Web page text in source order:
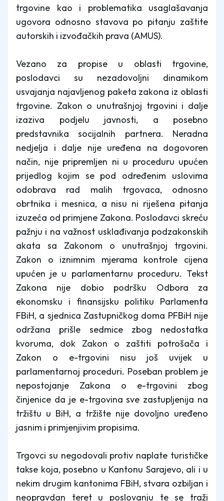
trgovine kao i problematika usaglašavanja
ugovora odnosno stavova po pitanju zaštite
autorskih i izvođačkih prava (AMUS).
Vezano za propise u oblasti trgovine,
poslodavci su nezadovoljni dinamikom
usvajanja najavljenog paketa zakona iz oblasti
trgovine. Zakon o unutrašnjoj trgovini i dalje
izaziva podjelu javnosti, a posebno
predstavnika socijalnih partnera. Neradna
nedjelja i dalje nije uređena na dogovoren
način, nije pripremljen ni u proceduru upućen
prijedlog kojim se pod određenim uslovima
odobrava rad malih trgovaca, odnosno
obrtnika i mesnica, a nisu ni riješena pitanja
izuzeća od primjene Zakona. Poslodavci skreću
pažnju i na važnost usklađivanja podzakonskih
akata sa Zakonom o unutrašnjoj trgovini.
Zakon o iznimnim mjerama kontrole cijena
upućen je u parlamentarnu proceduru. Tekst
Zakona nije dobio podršku Odbora za
ekonomsku i finansijsku politiku Parlamenta
FBiH, a sjednica Zastupničkog doma PFBiH nije
održana prišle sedmice zbog nedostatka
kvoruma, dok Zakon o zaštiti potrošača i
Zakon o e-trgovini nisu još uvijek u
parlamentarnoj proceduri. Poseban problem je
nepostojanje Zakona o e-trgovini zbog
činjenice da je e-trgovina sve zastupljenija na
tržištu u BiH, a tržište nije dovoljno uređeno
jasnim i primjenjivim propisima.
Trgovci su negodovali protiv naplate turističke
takse koja, posebno u Kantonu Sarajevo, ali i u
nekim drugim kantonima FBiH, stvara ozbiljan i
neopravdan teret u poslovanju te se traži